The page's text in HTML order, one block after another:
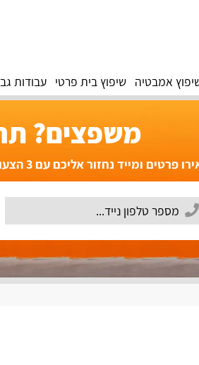
אמבטיה שיפוץ בית פרטי עבודות
משפצים?
ומייד נחזור אליכם עם 3 הצעות מחיר משתלמות במיוחד!